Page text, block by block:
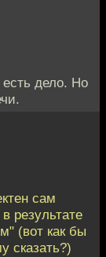
есть дело. Но
сам
результате
(вот как бы
сказать?)